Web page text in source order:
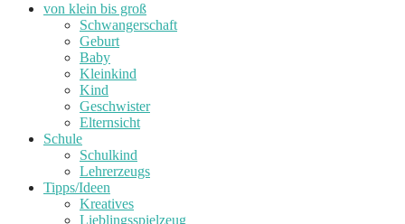
von klein bis groß
Schwangerschaft
Geburt
Baby
Kleinkind
Kind
Geschwister
Elternsicht
Schule
Schulkind
Lehrerzeugs
Tipps/Ideen
Kreatives
Lieblingsspielzeug